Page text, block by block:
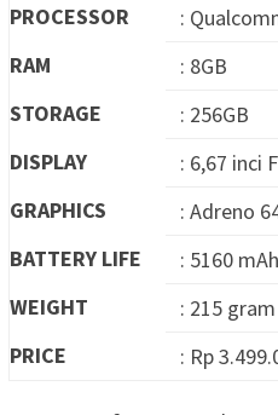
PROCESSOR
:
RAM
: 8GB
STORAGE
: 256GB
DISPLAY
: 6,67 inci
GRAPHICS
: Adreno
BATTERY LIFE
: 5160 mAh
WEIGHT
: 215 gram
PRICE
: Rp